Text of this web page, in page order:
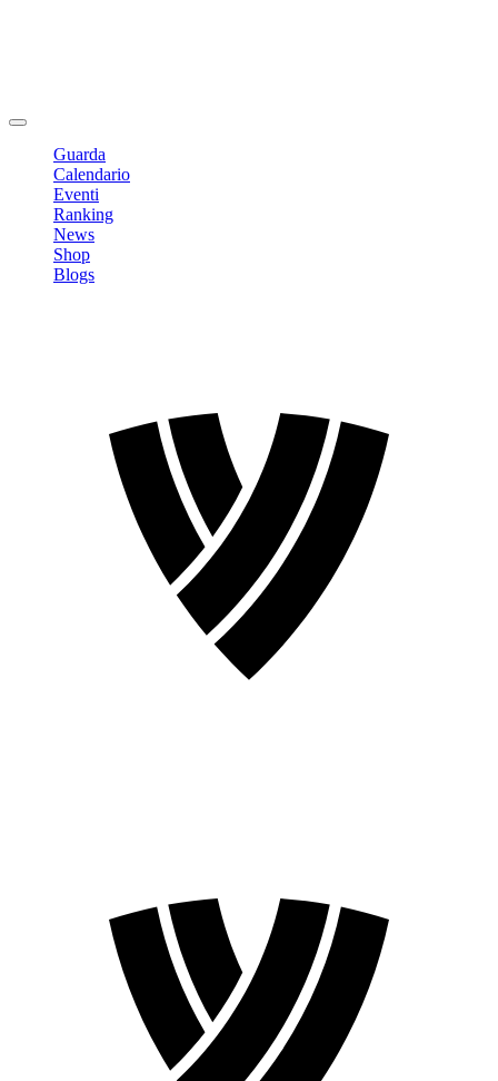
Guarda
Calendario
Eventi
Ranking
News
Shop
Blogs